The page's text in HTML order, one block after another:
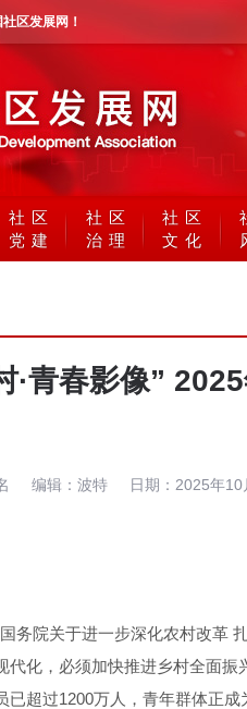
区发展网！
社区
党建
社区
治理
社区
文化
·青春影像”
编辑： 波特 日期： 2025年10
务院关于进一步深化农村改革
代化，必须加快推进乡村全面
已超过1200万人，青年群体正